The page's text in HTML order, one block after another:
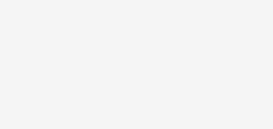
độ và tối ưu tỷ lệ 3:4 cho Amazon và